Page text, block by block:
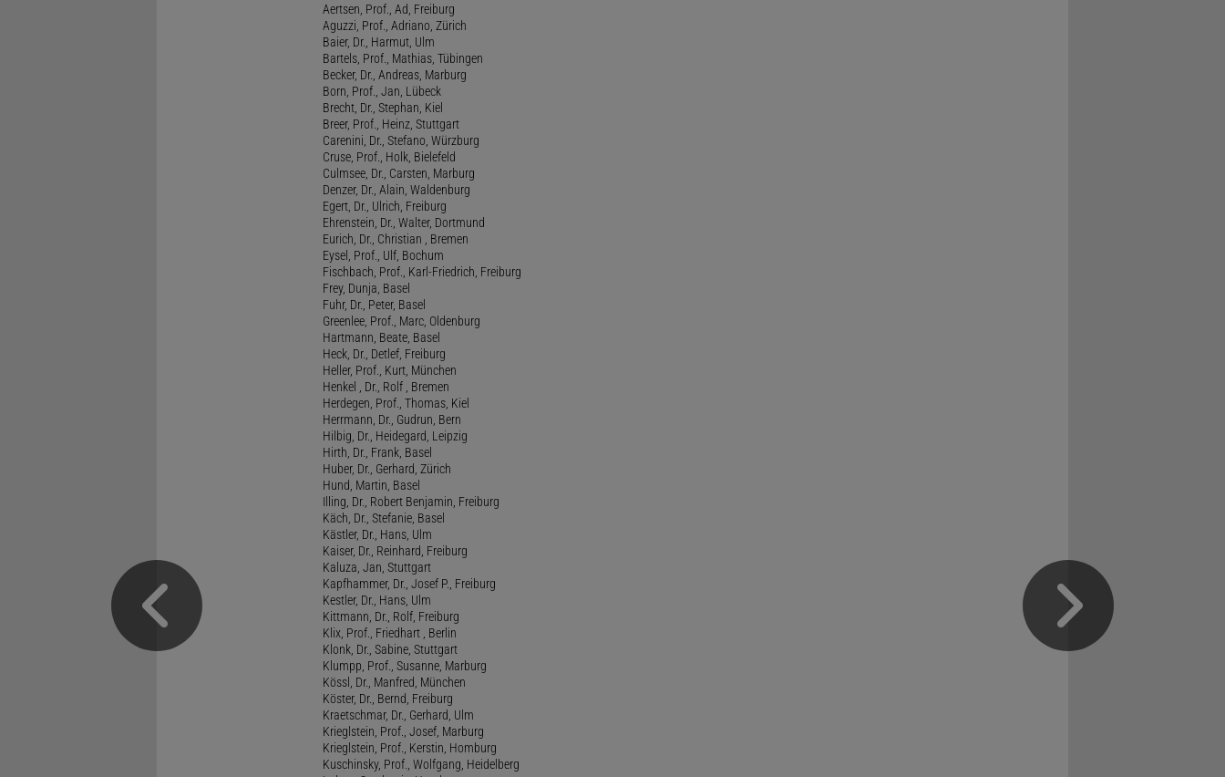
Aertsen, Prof., Ad, Freiburg
Aguzzi, Prof., Adriano, Zürich
Baier, Dr., Harmut, Ulm
Bartels, Prof., Mathias, Tübingen
Becker, Dr., Andreas, Marburg
Born, Prof., Jan, Lübeck
Brecht, Dr., Stephan, Kiel
Breer, Prof., Heinz, Stuttgart
Carenini, Dr., Stefano, Würzburg
Cruse, Prof., Holk, Bielefeld
Culmsee, Dr., Carsten, Marburg
Denzer, Dr., Alain, Waldenburg
Egert, Dr., Ulrich, Freiburg
Ehrenstein, Dr., Walter, Dortmund
Eurich, Dr., Christian , Bremen
Eysel, Prof., Ulf, Bochum
Fischbach, Prof., Karl-Friedrich, Freiburg
Frey, Dunja, Basel
Fuhr, Dr., Peter, Basel
Greenlee, Prof., Marc, Oldenburg
Hartmann, Beate, Basel
Heck, Dr., Detlef, Freiburg
Heller, Prof., Kurt, München
Henkel , Dr., Rolf , Bremen
Herdegen, Prof., Thomas, Kiel
Herrmann, Dr., Gudrun, Bern
Hilbig, Dr., Heidegard, Leipzig
Hirth, Dr., Frank, Basel
Huber, Dr., Gerhard, Zürich
Hund, Martin, Basel
Illing, Dr., Robert Benjamin, Freiburg
Käch, Dr., Stefanie, Basel
Kästler, Dr., Hans, Ulm
Kaiser, Dr., Reinhard, Freiburg
Kaluza, Jan, Stuttgart
Kapfhammer, Dr., Josef P., Freiburg
Kestler, Dr., Hans, Ulm
Kittmann, Dr., Rolf, Freiburg
Klix, Prof., Friedhart , Berlin
Klonk, Dr., Sabine, Stuttgart
Klumpp, Prof., Susanne, Marburg
Kössl, Dr., Manfred, München
Köster, Dr., Bernd, Freiburg
Kraetschmar, Dr., Gerhard, Ulm
Krieglstein, Prof., Josef, Marburg
Krieglstein, Prof., Kerstin, Homburg
Kuschinsky, Prof., Wolfgang, Heidelberg